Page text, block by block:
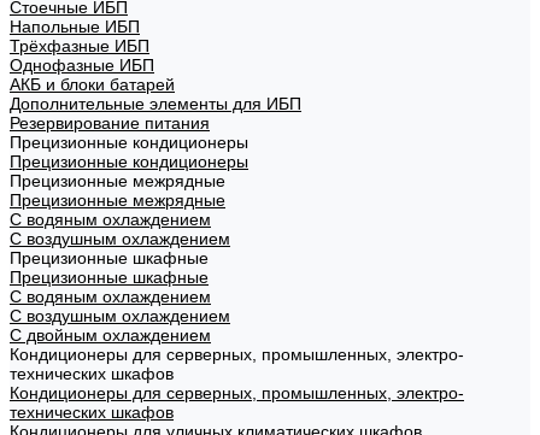
Стоечные ИБП
Напольные ИБП
Трёхфазные ИБП
Однофазные ИБП
АКБ и блоки батарей
Дополнительные элементы для ИБП
Резервирование питания
Прецизионные кондиционеры
Прецизионные кондиционеры
Прецизионные межрядные
Прецизионные межрядные
С водяным охлаждением
С воздушным охлаждением
Прецизионные шкафные
Прецизионные шкафные
С водяным охлаждением
С воздушным охлаждением
С двойным охлаждением
Кондиционеры для серверных, промышленных, электро-
технических шкафов
Кондиционеры для серверных, промышленных, электро-
технических шкафов